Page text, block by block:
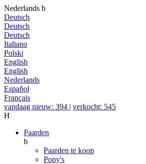
Nederlands b
Deutsch
Deutsch
Deutsch
Italiano
Polski
English
English
Nederlands
Español
Français
vandaag nieuw: 394 | verkocht: 545
H
Paarden
b
Paarden te koop
Pony's